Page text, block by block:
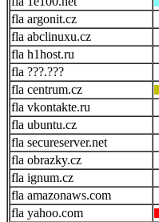
argonit.cz
abclinuxu.cz
h1host.ru
???.???
centrum.cz
vkontakte.ru
ubuntu.cz
secureserver.net
obrazky.cz
ignum.cz
amazonaws.com
yahoo.com